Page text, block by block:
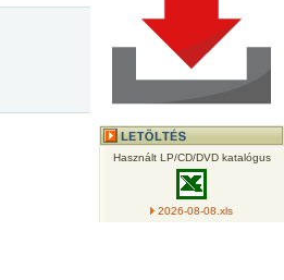
Használt LP/CD/DVD katalógus
2026-08-08.xls